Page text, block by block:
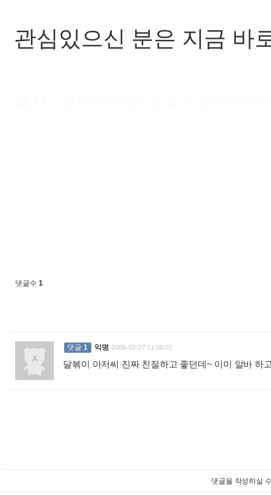
관심있으신 분은 지금 바
댓글수 1
댓글 1 익명 2008-02-27 11:06:01
달볶이 아저씨 진짜 친절하고 좋던데~ 이미 알바 하
댓글을 작성하실